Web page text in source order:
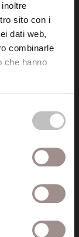
sito con i
dati web,
combinarle
che hanno